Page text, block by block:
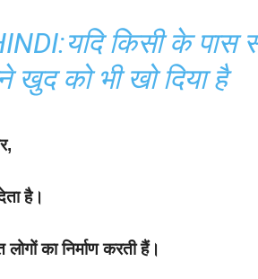
किसी के पास
खुद को भी खो दिया है
है।
का निर्माण करती हैं।